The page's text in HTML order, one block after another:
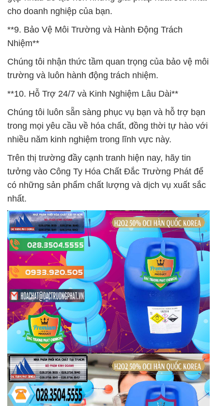
cho doanh nghiệp của bạn.
**9. Bảo Vệ Môi Trường và Hành Động Trách
Nhiệm**
Chúng tôi nhận thức tầm quan trọng của bảo vệ môi
trường và luôn hành động trách nhiệm.
**10. Hỗ Trợ 24/7 và Kinh Nghiệm Lâu Dài**
Chúng tôi luôn sẵn sàng phục vụ bạn và hỗ trợ bạn
trong mọi yêu cầu về hóa chất, đồng thời tự hào với
nhiều năm kinh nghiệm trong lĩnh vực này.
Trên thị trường đầy cạnh tranh hiện nay, hãy tin
tưởng vào Công Ty Hóa Chất Đắc Trường Phát để
có những sản phẩm chất lượng và dịch vụ xuất sắc
nhất.